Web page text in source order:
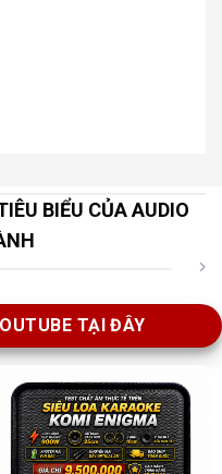
BIỂU CỦA AUDIO
TẠI ĐÂY